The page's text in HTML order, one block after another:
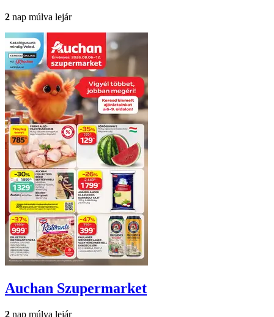
2 nap múlva lejár
Auchan Szupermarket
2 nap múlva lejár